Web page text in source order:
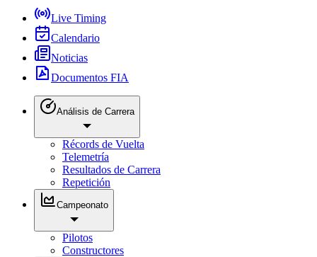
Live Timing
Calendario
Noticias
Documentos FIA
Análisis de Carrera
Récords de Vuelta
Telemetría
Resultados de Carrera
Repetición
Campeonato
Pilotos
Constructores